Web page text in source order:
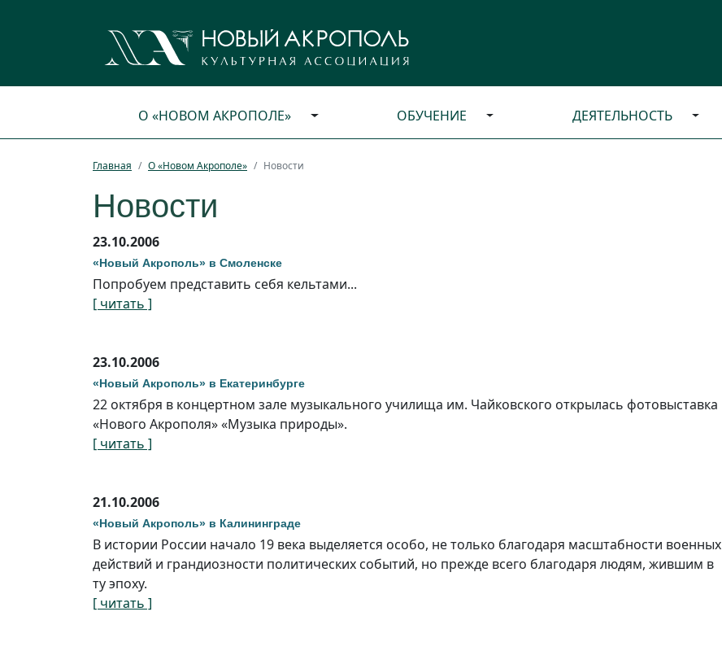
О «НОВОМ АКРОПОЛЕ» ОБУЧЕНИЕ ДЕЯТЕЛЬНОСТЬ
Главная О «Новом Акрополе» Новости
Новости
23.10.2006
«Новый Акрополь» в Смоленске
Попробуем представить себя кельтами...
[ читать ]
23.10.2006
«Новый Акрополь» в Екатеринбурге
22 октября в концертном зале музыкального училища им. Чайковского открылась фотовыставка
«Нового Акрополя» «Музыка природы».
[ читать ]
21.10.2006
«Новый Акрополь» в Калининграде
В истории России начало 19 века выделяется особо, не только благодаря масштабности военных
действий и грандиозности политических событий, но прежде всего благодаря людям, жившим в
ту эпоху.
[ читать ]